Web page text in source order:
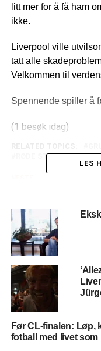
litt mer for å få ham
ikke.
Liverpool ville
tatt alle
Velkommen til
Spennende spiller å
(1 besøk idag)
RØDE STJERNE
Dagens 2.
FORRIGE
17 årig keeper
LES
Før CL-finalen: Løp,
fotball med livet som